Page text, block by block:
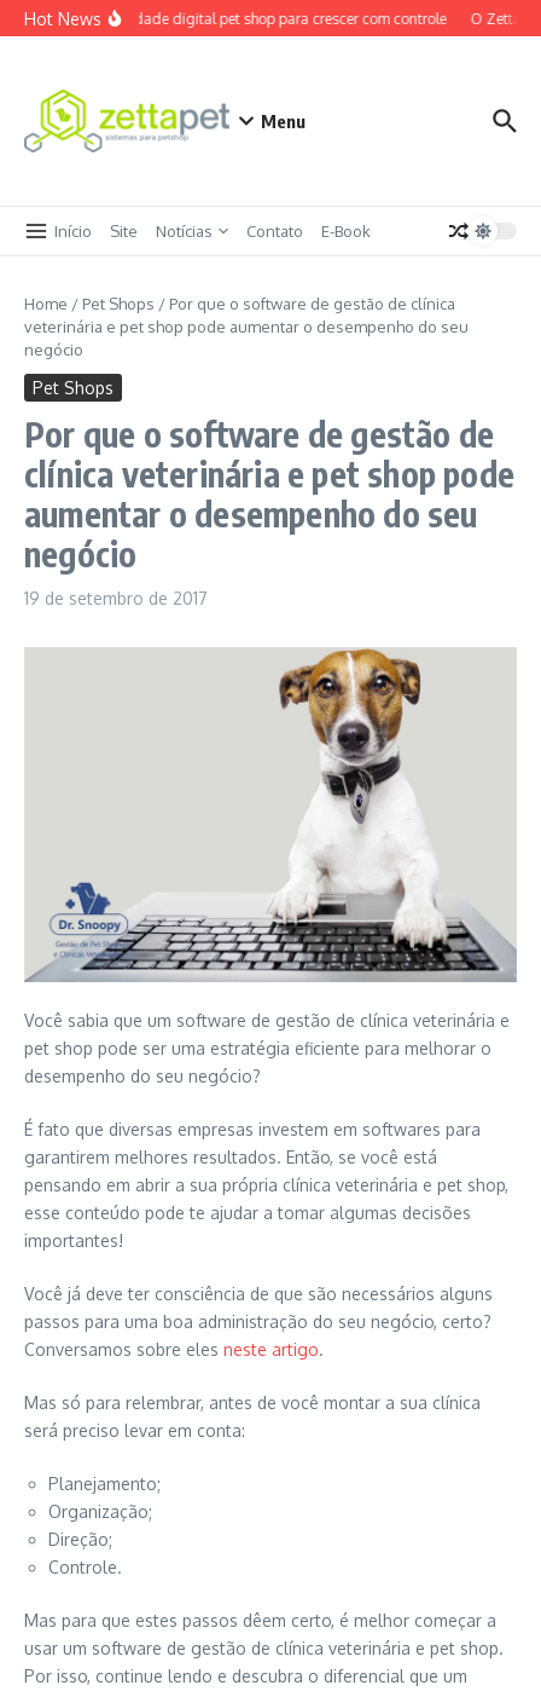
Ir para o conteúdo
Hot NewsMaturidade digital pet shop para crescer com controle O
Menu
Início Site Notícias Contato E-Book
Home / Pet Shops / Por que o software de gestão de clínica
veterinária e pet shop pode aumentar o desempenho do seu
negócio
Pet Shops
Por que o software de gestão de
clínica veterinária e pet shop pode
aumentar o desempenho do seu
negócio
19 de setembro de 2017
Você sabia que um software de gestão de clínica veterinária e
pet shop pode ser uma estratégia eficiente para melhorar o
desempenho do seu negócio?
É fato que diversas empresas investem em softwares para
garantirem melhores resultados. Então, se você está
pensando em abrir a sua própria clínica veterinária e pet shop,
esse conteúdo pode te ajudar a tomar algumas decisões
importantes!
Você já deve ter consciência de que são necessários alguns
passos para uma boa administração do seu negócio, certo?
Conversamos sobre eles neste artigo.
Mas só para relembrar, antes de você montar a sua clínica
será preciso levar em conta:
Planejamento;
Organização;
Direção;
Controle.
Mas para que estes passos dêem certo, é melhor começar a
usar um software de gestão de clínica veterinária e pet shop.
Por isso, continue lendo e descubra o diferencial que um